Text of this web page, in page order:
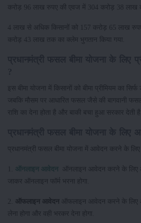
करोड़ 96 लाख रुपए की एवज में 304 करोड़ 38 लाख
4 लाख से अधिक किसानों को 157 करोड़ 65 लाख
करोड़ 43 लाख तक का क्लेम भुगतान किया गया.
इस बीमा योजना में किसानों को बीमा प्रीमियम का
जबकि मौसम पर आधारित फसल जैसे की बागवानी
राशि का देना होता है और बाकी बचा हुआ सरकार देती है.
प्रधानमंत्री फसल बीमा योजना में आवेदन करने के
ऑनलाइन आवेदन ऑनलाइन आवेदन करने के लिए
जाकर ऑनलाइन फॉर्म भरना होगा.
2. ऑफलाइन आवेदन ऑफलाइन आवेदन करने के लिए
लेना होगा और वही भरकर देना होगा.